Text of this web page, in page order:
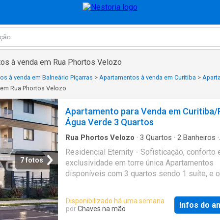
à venda em Rua Phortos Velozo
à venda em Balneário Piçarras > Apartamentos à venda em Curitiba >
Rua Phortos Velozo
7 fotos
Apartamento para Venda em Curitiba/
Água Verde 3 Quartos
Rua Phortos Velozo · 3 Quartos · 2 Banheiros ·
Garagem Piscina
Despensa·Sala de jogos
Residencial Eternity - Sofisticação, conforto
exclusividade em torre única Apartamentos
disponíveis com 3 quartos sendo 1 suíte, e
proporcionar mais qualidade de vida e bem-
unidades contam com *sacada gourmet,
acústica entre pavimentos, paredes duplas
Disponibilizado há uma semana
porChaves na mão Infos do